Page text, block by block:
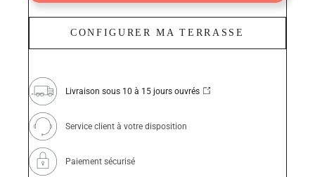
CONFIGURER MA TERRASSE
Livraison sous 10 à 15 jours ouvrés
Service client à votre disposition
Paiement sécurisé